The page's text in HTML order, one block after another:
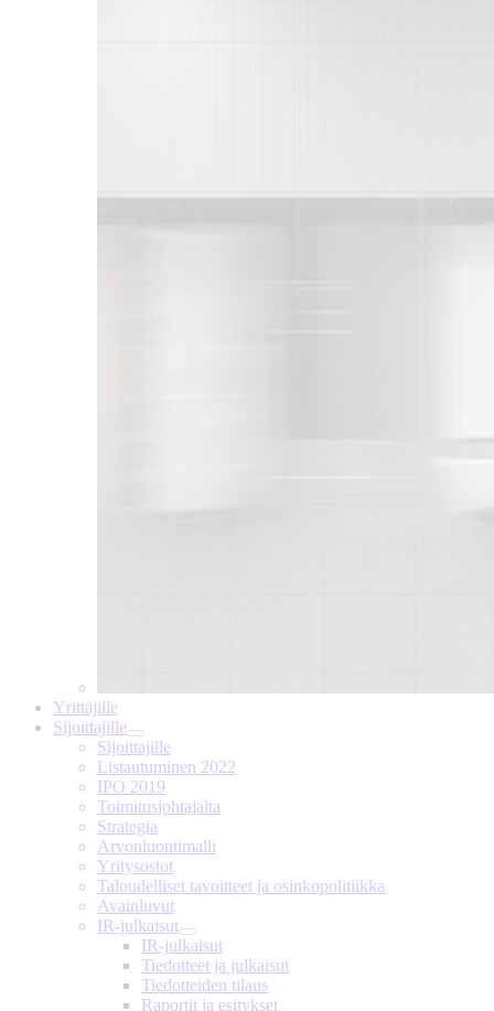
Yrittäjille
Sijoittajille
Sijoittajille
Listautuminen 2022
IPO 2019
Toimitusjohtajalta
Strategia
Arvonluontimalli
Yritysostot
Taloudelliset tavoitteet ja osinkopolitiikka
Avainluvut
IR-julkaisut
IR-julkaisut
Tiedotteet ja julkaisut
Tiedotteiden tilaus
Raportit ja esitykset